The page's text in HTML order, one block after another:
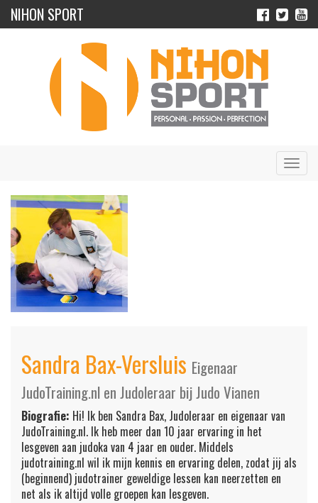
NIHON SPORT
Sandra Bax-Versluis Eigenaar
JudoTraining.nl en Judoleraar bij Judo Vianen
Biografie: Hi! Ik ben Sandra Bax, Judoleraar en eigenaar van
JudoTraining.nl. Ik heb meer dan 10 jaar ervaring in het
lesgeven aan judoka van 4 jaar en ouder. Middels
judotraining.nl wil ik mijn kennis en ervaring delen, zodat jij als
(beginnend) judotrainer geweldige lessen kan neerzetten en
net als ik altijd volle groepen kan lesgeven.